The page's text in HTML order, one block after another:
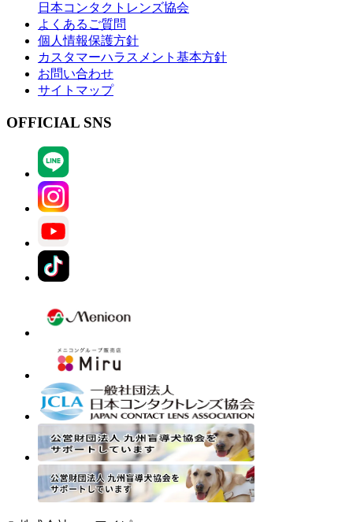
日本コンタクトレンズ協会
よくあるご質問
個人情報保護方針
カスタマーハラスメント基本方針
お問い合わせ
サイトマップ
OFFICIAL SNS